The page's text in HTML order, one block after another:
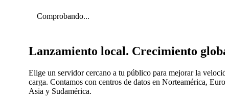
Comprobando...
Lanzamiento local. Crecimiento
Elige un servidor cercano a tu público para mejorar la
carga. Contamos con centros de datos en Norteamérica,
Asia y Sudamérica.